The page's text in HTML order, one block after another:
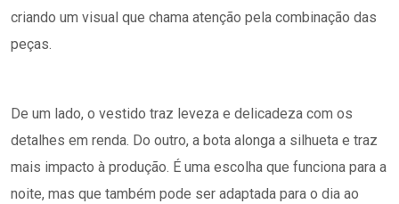
criando um visual que chama atenção pela combinação das
peças.
De um lado, o vestido traz leveza e delicadeza com os
detalhes em renda. Do outro, a bota alonga a silhueta e traz
mais impacto à produção. É uma escolha que funciona para a
noite, mas que também pode ser adaptada para o dia ao